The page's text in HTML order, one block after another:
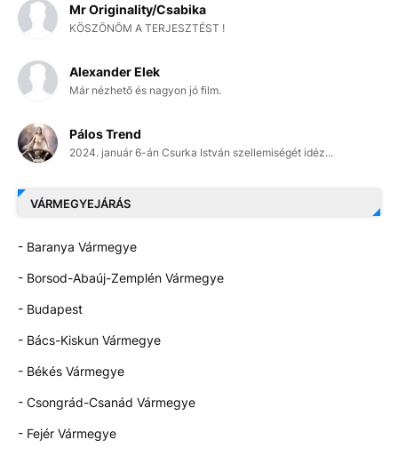
Mr Originality/Csabika
KÖSZÖNÖM A TERJESZTÉST !
Alexander Elek
Már nézhető és nagyon jó film.
Pálos Trend
2024. január 6-án Csurka István szellemiségét idéz...
VÁRMEGYEJÁRÁS
- Baranya Vármegye
- Borsod-Abaúj-Zemplén Vármegye
- Budapest
- Bács-Kiskun Vármegye
- Békés Vármegye
- Csongrád-Csanád Vármegye
- Fejér Vármegye